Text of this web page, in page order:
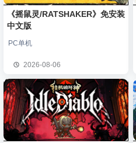
《摇鼠灵/RATSHAKER》免安装
中文版
PC单机
2026-08-06